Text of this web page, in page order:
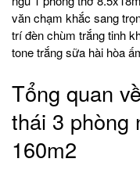
văn chạm khắc sang
trí đèn chùm trắng tinh
tone trắng sữa hài hòa
Tổng quan
thái 3 phòng
160m2